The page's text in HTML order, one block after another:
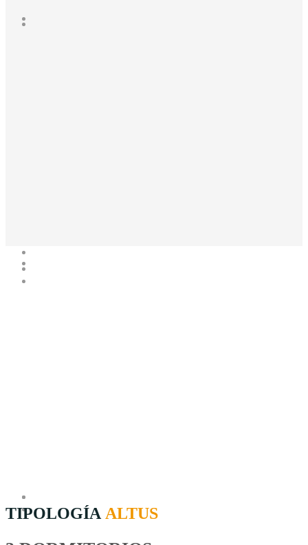
TIPOLOGÍA ALTUS